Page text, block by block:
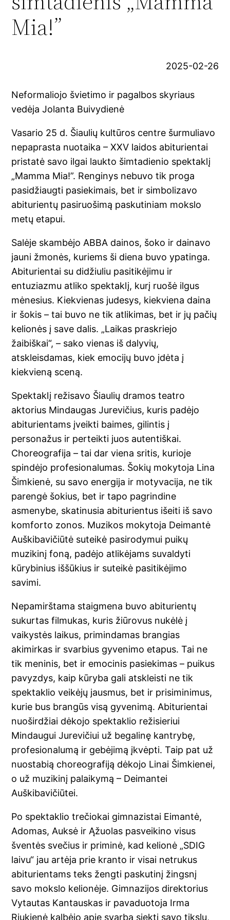
Mia!”
2025-02-26
Neformaliojo švietimo ir pagalbos skyriaus
vedėja Jolanta Buivydienė
Vasario 25 d. Šiaulių kultūros centre šurmuliavo
nepaprasta nuotaika – XXV laidos abiturientai
pristatė savo ilgai laukto šimtadienio spektaklį
„Mamma Mia!”. Renginys nebuvo tik proga
pasidžiaugti pasiekimais, bet ir simbolizavo
abiturientų pasiruošimą paskutiniam mokslo
metų etapui.
Salėje skambėjo ABBA dainos, šoko ir dainavo
jauni žmonės, kuriems ši diena buvo ypatinga.
Abiturientai su didžiuliu pasitikėjimu ir
entuziazmu atliko spektaklį, kurį ruošė ilgus
mėnesius. Kiekvienas judesys, kiekviena daina
ir šokis – tai buvo ne tik atlikimas, bet ir jų pačių
kelionės į save dalis. „Laikas praskriejo
žaibiškai“, – sako vienas iš dalyvių,
atskleisdamas, kiek emocijų buvo įdėta į
kiekvieną sceną.
Spektaklį režisavo Šiaulių dramos teatro
aktorius Mindaugas Jurevičius, kuris padėjo
abiturientams įveikti baimes, gilintis į
personažus ir perteikti juos autentiškai.
Choreografija – tai dar viena sritis, kurioje
spindėjo profesionalumas. Šokių mokytoja Lina
Šimkienė, su savo energija ir motyvacija, ne tik
parengė šokius, bet ir tapo pagrindine
asmenybe, skatinusia abiturientus išeiti iš savo
komforto zonos. Muzikos mokytoja Deimantė
Auškibavičiūtė suteikė pasirodymui puikų
muzikinį foną, padėjo atlikėjams suvaldyti
kūrybinius iššūkius ir suteikė pasitikėjimo
savimi.
Nepamirštama staigmena buvo abiturientų
sukurtas filmukas, kuris žiūrovus nukėlė į
vaikystės laikus, primindamas brangias
akimirkas ir svarbius gyvenimo etapus. Tai ne
tik meninis, bet ir emocinis pasiekimas – puikus
pavyzdys, kaip kūryba gali atskleisti ne tik
spektaklio veikėjų jausmus, bet ir prisiminimus,
kurie bus brangūs visą gyvenimą. Abiturientai
nuoširdžiai dėkojo spektaklio režisieriui
Mindaugui Jurevičiui už begalinę kantrybę,
profesionalumą ir gebėjimą įkvėpti. Taip pat už
nuostabią choreografiją dėkojo Linai Šimkienei,
o už muzikinį palaikymą – Deimantei
Auškibavičiūtei.
Po spektaklio trečiokai gimnazistai Eimantė,
Adomas, Auksė ir Ąžuolas pasveikino visus
šventės svečius ir priminė, kad kelionė „SDIG
laivu“ jau artėja prie kranto ir visai netrukus
abiturientams teks žengti paskutinį žingsnį
savo mokslo kelionėje. Gimnazijos direktorius
Vytautas Kantauskas ir pavaduotoja Irma
Riukienė kalbėjo apie svarbą siekti savo tikslų,